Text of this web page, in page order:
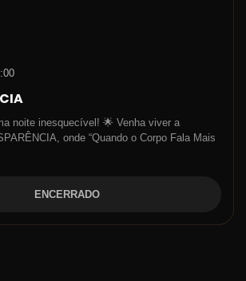
noite inesquecível! 🌟 Venha viver a
onde “Quando o Corpo Fala Mais
ENCERRADO